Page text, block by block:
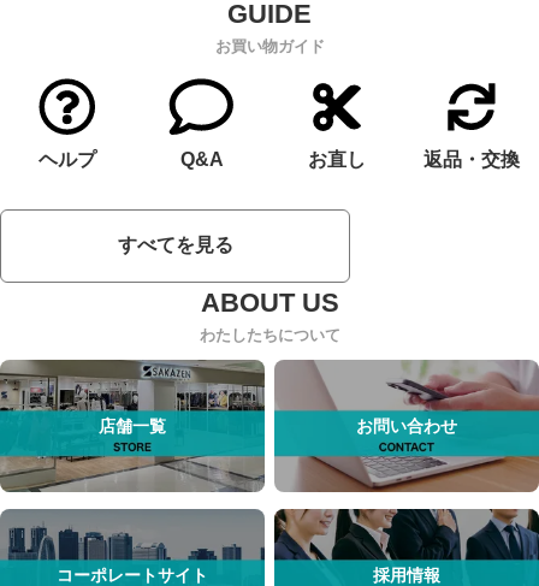
お買い物ガイド
ヘルプ Q&A お直し 返品・交換
すべてを見る
わたしたちについて
店舗一覧 お問い合わせ
コーポレートサイト 採用情報